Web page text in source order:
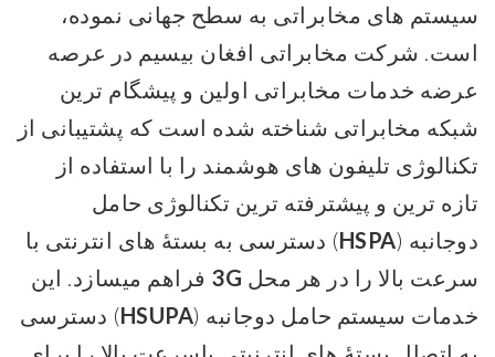
سیستم های مخابراتی به سطح جهانی نموده،
است. شرکت مخابراتی افغان بیسیم در عرصه
عرضه خدمات مخابراتی اولین و پیشگام ترین
شبکه مخابراتی شناخته شده است که پشتیبانی از
تکنالوژی تلیفون های هوشمند را با استفاده از
تازه ترین و پیشترفته ترین تکنالوژی حامل
دوجانبه (HSPA) دسترسی به بستۀ های انترنتی با
سرعت بالا را در هر محل 3G فراهم میسازد. این
خدمات سیستم حامل دوجانبه (HSUPA) دسترسی